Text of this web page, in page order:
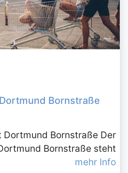
Bornstraße
Dortmund Bornstraße Der
Bornstraße steht
mehr Info